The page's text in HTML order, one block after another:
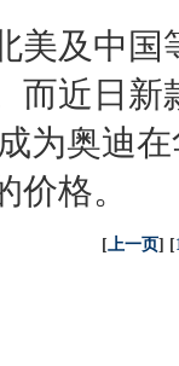
美及中国
而近日新
为奥迪
格。
[上一页] [